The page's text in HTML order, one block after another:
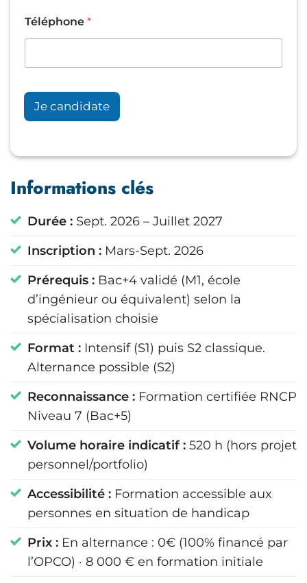
&
*
Téléphone *
Je candidate
Informations clés
Durée : Sept. 2026 – Juillet 2027
Inscription : Mars-Sept. 2026
Prérequis : Bac+4 validé (M1, école
d’ingénieur ou équivalent) selon la
spécialisation choisie
Format : Intensif (S1) puis S2 classique.
Alternance possible (S2)
Reconnaissance : Formation certifiée RNCP
Niveau 7 (Bac+5)
Volume horaire indicatif : 520 h (hors projet
personnel/portfolio)
Accessibilité : Formation accessible aux
personnes en situation de handicap
Prix : En alternance : 0€ (100% financé par
l’OPCO) · 8 000 € en formation initiale